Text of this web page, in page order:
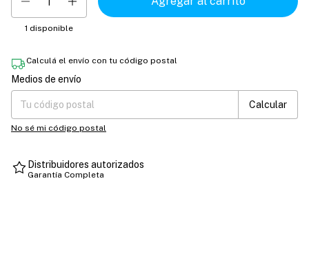
1 disponible
Calculá el envío con tu código postal
Entregas para el CP:
Medios de envío
Calcular
No sé mi código postal
Distribuidores autorizados
Garantía Completa